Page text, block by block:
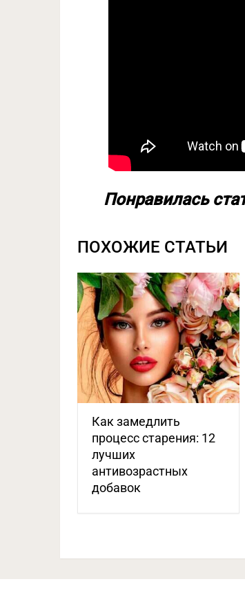
Понравилась
ПОХОЖИЕ СТАТЬИ
Как замедлить
процесс старения: 12
лучших
антивозрастных
добавок